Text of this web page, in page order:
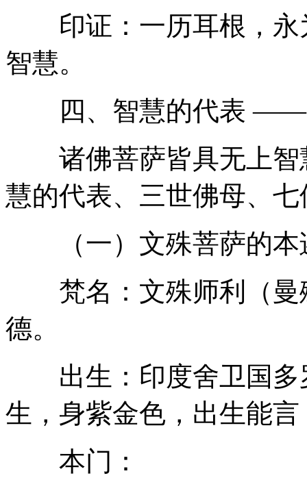
印证：一历耳根，永
智慧。
四、智慧的代表 ——
诸佛菩萨皆具无上智
慧的代表、三世佛母、
（一）文殊菩萨的本
梵名：文殊师利（曼
德。
出生：印度舍卫国多
生，身紫金色，出生能
本门：